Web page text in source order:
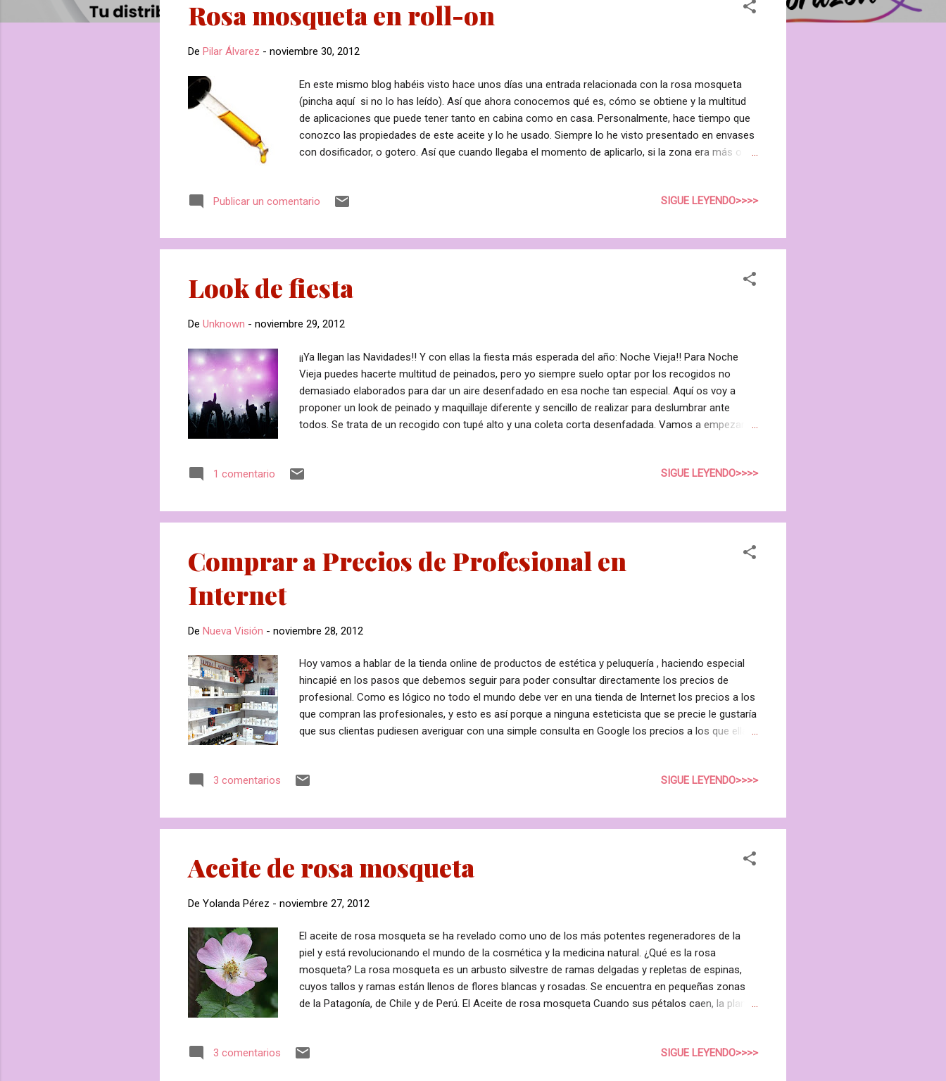
Rosa mosqueta en roll-on
De Pilar Álvarez - noviembre 30, 2012
En este mismo blog habéis visto hace unos días una entrada relacionada con la rosa mosqueta
(pincha aquí si no lo has leído). Así que ahora conocemos qué es, cómo se obtiene y la multitud
de aplicaciones que puede tener tanto en cabina como en casa. Personalmente, hace tiempo que
conozco las propiedades de este aceite y lo he usado. Siempre lo he visto presentado en envases
con dosificador, o gotero. Así que cuando llegaba el momento de aplicarlo, si la zona era más o
clientas me han comentado que para trabajar por ejemplo una estría, o una cicatriz, desperdician
ha llamado la atención la nueva presentación de la firma Viasyni. Se trata de un envase roll-on de
10 ml. para aplicación p...
Publicar un comentario SIGUE LEYENDO>>>>
Look de fiesta
De Unknown - noviembre 29, 2012
¡¡Ya llegan las Navidades!! Y con ellas la fiesta más esperada del año: Noche Vieja!! Para Noche
Vieja puedes hacerte multitud de peinados, pero yo siempre suelo optar por los recogidos no
demasiado elaborados para dar un aire desenfadado en esa noche tan especial. Aquí os voy a
proponer un look de peinado y maquillaje diferente y sencillo de realizar para deslumbrar ante
todos. Se trata de un recogido con tupé alto y una coleta corta desenfadada. Vamos a empezar
regular de Lisap. Para conseguir una mayor fijación de nuestro peinado pero con un aspecto
Separa la sección superior del cabello, del flequillo, para atrás (incluyendo el flequillo) y cárdalo con
un peine...
1 comentario SIGUE LEYENDO>>>>
Comprar a Precios de Profesional en
Internet
De Nueva Visión - noviembre 28, 2012
Hoy vamos a hablar de la tienda online de productos de estética y peluquería , haciendo especial
hincapié en los pasos que debemos seguir para poder consultar directamente los precios de
profesional. Como es lógico no todo el mundo debe ver en una tienda de Internet los precios a los
que compran las profesionales, y esto es así porque a ninguna esteticista que se precie le gustaría
que sus clientas pudiesen averiguar con una simple consulta en Google los precios a los que ella
recomendación antes o después os encontraréis con alguna clienta vuestra que compra en el
toda seguridad (y posiblemente una clienta perdida también). Es por eso que en la tienda de Nueva
Visión, cuando entráis, aparecen los pr...
3 comentarios SIGUE LEYENDO>>>>
Aceite de rosa mosqueta
De Yolanda Pérez - noviembre 27, 2012
El aceite de rosa mosqueta se ha revelado como uno de los más potentes regeneradores de la
piel y está revolucionando el mundo de la cosmética y la medicina natural. ¿Qué es la rosa
mosqueta? La rosa mosqueta es un arbusto silvestre de ramas delgadas y repletas de espinas,
cuyos tallos y ramas están llenos de flores blancas y rosadas. Se encuentra en pequeñas zonas
de la Patagonía, de Chile y de Perú. El Aceite de rosa mosqueta Cuando sus pétalos caen, la planta
poderosos que existen. Bayas del arbusto de rosa mosqueta Estas bayas también se pueden
3 comentarios SIGUE LEYENDO>>>>